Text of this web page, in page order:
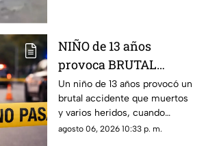
NIÑO de 13 años
provoca BRUTAL
ACCIDENTE al conducir
auto robado; hay
muertos y heridos
Un niño de 13 años provocó un
brutal accidente que muertos
y varios heridos, cuando
manejaba un auto robado.
agosto 06, 2026 10:33 p. m.